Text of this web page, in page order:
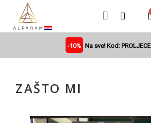
-10% Na sve! Kod: PROLJECE
ZAŠTO MI